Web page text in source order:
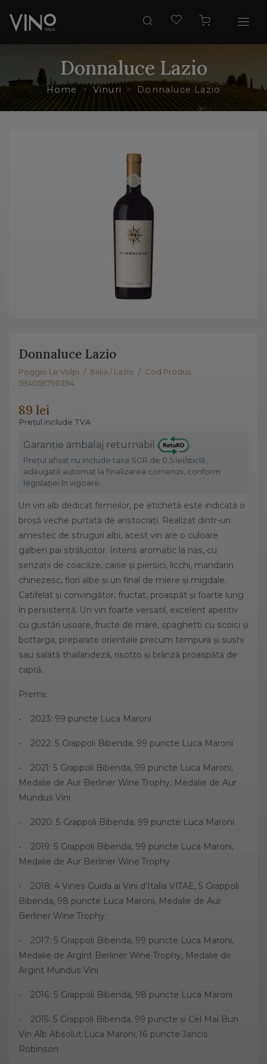
Donnaluce Lazio
Home Vinuri Donnaluce Lazio
Donnaluce Lazio
Poggio Le Volpi / Italia / Lazio / Cod Produs:
5940597911394
89 lei
Prețul include TVA
Garanție ambalaj returnabil
Prețul afișat nu include taxa SGR de 0.5 lei/sticlă,
adăugată automat la finalizarea comenzii, conform
legislației în vigoare.
Un vin alb dedicat femeilor, pe etichetă este indicată o
broșă veche purtată de aristocrați. Realizat dintr-un
amestec de struguri albi, acest vin are o culoare
galben pai strălucitor. Intens aromatic la nas, cu
senzații de coacăze, caise și piersici, licchi, mandarin
chinezesc, flori albe și un final de miere și migdale.
Catifelat și convingător, fructat, proaspăt și foarte lung
în persistență. Un vin foarte versatil, excelent aperitiv
cu gustări ușoare, fructe de mare, spaghetti cu scoici și
bottarga, preparate orientale precum tempura și sushi
sau salată thailandeză, risotto și brânză proaspătă de
capră.
Premii:
• 2023: 99 puncte Luca Maroni
• 2022: 5 Grappoli Bibenda, 99 puncte Luca Maroni
• 2021: 5 Grappoli Bibenda, 99 puncte Luca Maroni,
Medalie de Aur Berliner Wine Trophy, Medalie de Aur
Mundus Vini
• 2020: 5 Grappoli Bibenda, 99 puncte Luca Maroni
• 2019: 5 Grappoli Bibenda, 99 puncte Luca Maroni,
Medalie de Aur Berliner Wine Trophy
• 2018: 4 Vines Guida ai Vini d’Italia VITAE, 5 Grappoli
Bibenda, 98 puncte Luca Maroni, Medalie de Aur
Berliner Wine Trophy
• 2017: 5 Grappoli Bibenda, 99 puncte Luca Maroni,
Medalie de Argint Berliner Wine Trophy, Medalie de
Argint Mundus Vini
• 2016: 5 Grappoli Bibenda, 98 puncte Luca Maroni
• 2015: 5 Grappoli Bibenda, 99 puncte și Cel Mai Bun
Vin Alb Absolut Luca Maroni, 16 puncte Jancis
Robinson